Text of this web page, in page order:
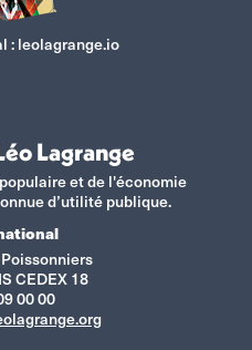
:leolagrange.io
Lagrange
et de l'économie
d’utilité publique.
CEDEX 18
00 00